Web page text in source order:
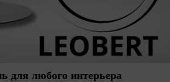
для любого интерьера